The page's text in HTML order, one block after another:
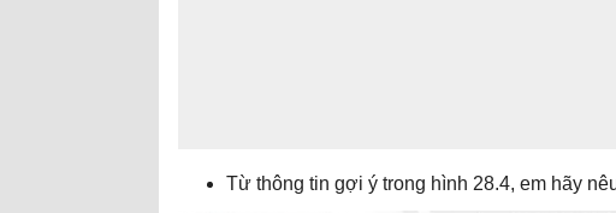
Từ thông tin gợi ý trong hình 28.4, em hãy